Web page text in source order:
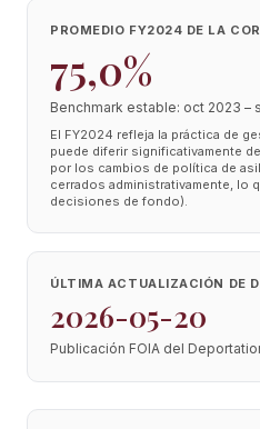
PROMEDIO FY2024 DE LA
75,0%
Benchmark estable: oct 2023 –
El FY2024 refleja la práctica de
puede diferir significativamente
por los cambios de política de
cerrados administrativamente, lo
decisiones de fondo).
ÚLTIMA ACTUALIZACIÓN DE
2026-05-20
Publicación FOIA del